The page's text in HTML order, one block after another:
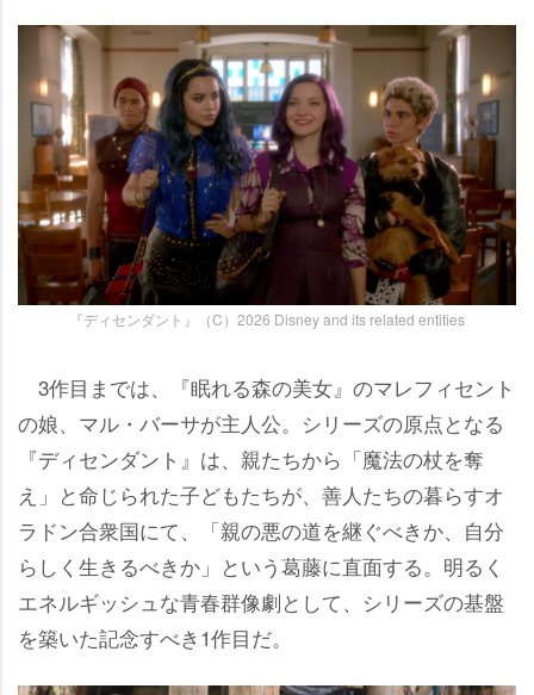
『ディセンダント』（C）2026 Disney and its related entities
3作目までは、『眠れる森の美女』のマレフィセント
の娘、マル・バーサが主人公。シリーズの原点となる
『ディセンダント』は、親たちから「魔法の杖を奪
え」と命じられた子どもたちが、善人たちの暮らすオ
ラドン合衆国にて、「親の悪の道を継ぐべきか、自分
らしく生きるべきか」という葛藤に直面する。明るく
エネルギッシュな青春群像劇として、シリーズの基盤
を築いた記念すべき1作目だ。